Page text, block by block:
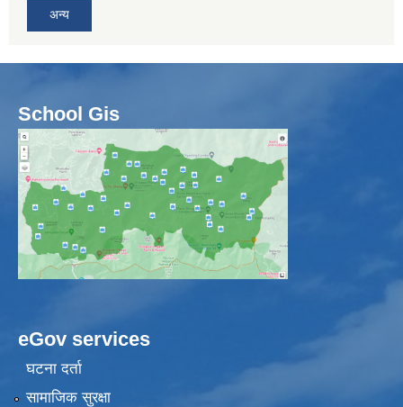
अन्य
School Gis
eGov services
घटना दर्ता
सामाजिक सुरक्षा